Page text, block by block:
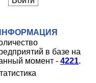
в базе на
момент - 4221.